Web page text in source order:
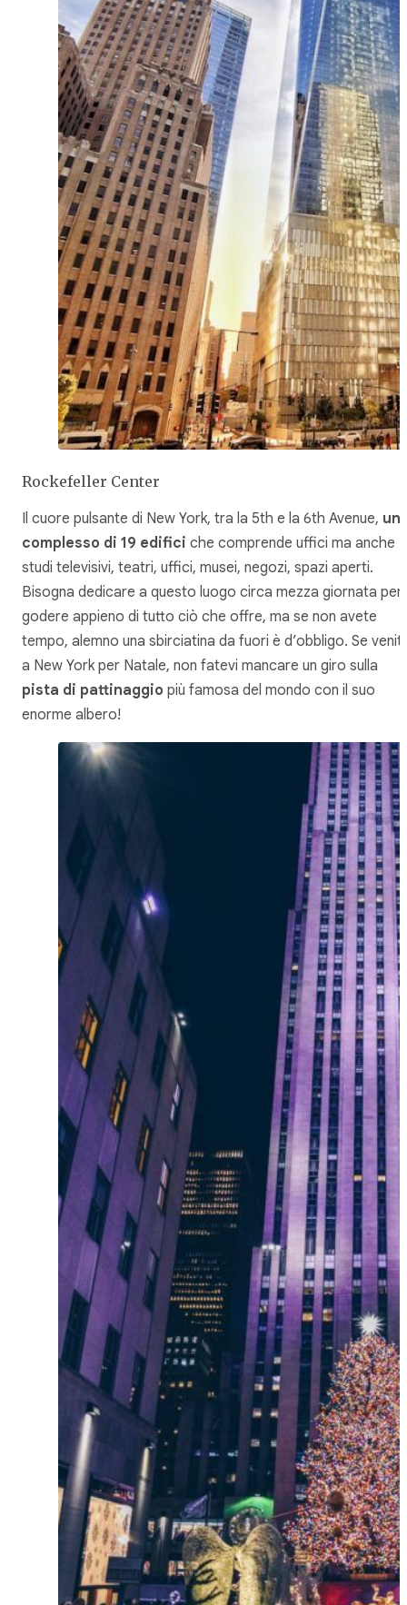
Rockefeller Center
Il cuore pulsante di New York, tra la 5th e la 6th Avenue, un
complesso di 19 edifici che comprende uffici ma anche
studi televisivi, teatri, uffici, musei, negozi, spazi aperti.
Bisogna dedicare a questo luogo circa mezza giornata per
godere appieno di tutto ciò che offre, ma se non avete
tempo, alemno una sbirciatina da fuori è d’obbligo. Se
a New York per Natale, non fatevi mancare un giro sulla
pista di pattinaggio più famosa del mondo con il suo
enorme albero!